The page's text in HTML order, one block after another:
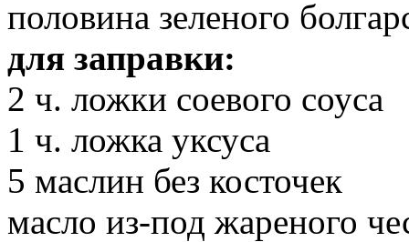
половина зеленого
для заправки:
2 ч. ложки соевого соуса
1 ч. ложка уксуса
5 маслин без косточек
масло из-под жареного